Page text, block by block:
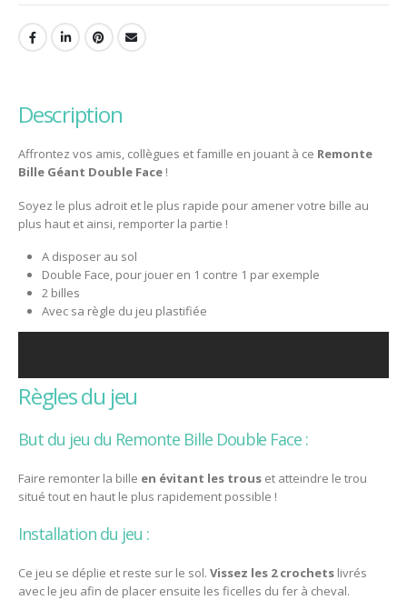
description
Affrontez vos amis, collègues et famille en jouant à ce Remonte
Bille Géant Double Face !
Soyez le plus adroit et le plus rapide pour amener votre bille au
plus haut et ainsi, remporter la partie !
A disposer au sol
Double Face, pour jouer en 1 contre 1 par exemple
2 billes
Avec sa règle du jeu plastifiée
règles du jeu
But du jeu du Remonte Bille Double Face :
Faire remonter la bille en évitant les trous et atteindre le trou
situé tout en haut le plus rapidement possible !
Installation du jeu :
Ce jeu se déplie et reste sur le sol. Vissez les 2 crochets livrés
avec le jeu afin de placer ensuite les ficelles du fer à cheval.